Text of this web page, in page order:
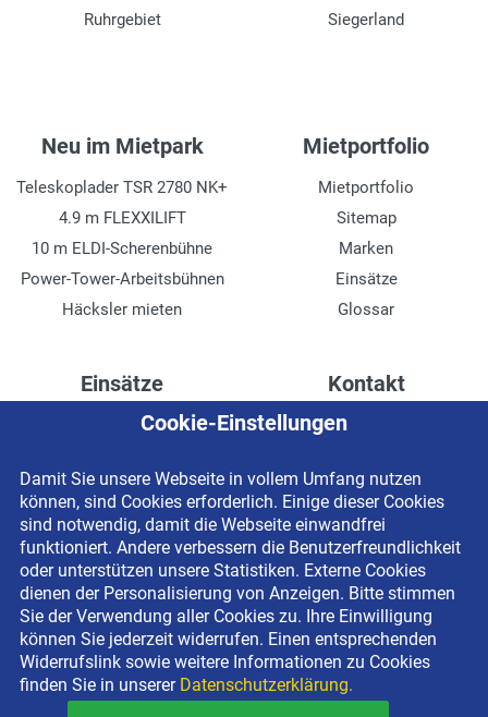
Ruhrgebiet
Siegerland
Neu im Mietpark
Teleskoplader TSR 2780 NK+
4.9 m FLEXXILIFT
10 m ELDI-Scherenbühne
Power-Tower-Arbeitsbühnen
Häcksler mieten
Mietportfolio
Mietportfolio
Sitemap
Marken
Einsätze
Glossar
Einsätze
Höhenzugang für
Drainage verlegen
Fassadenreinigung
Terrasse anlegen
Ladenbau
Kontakt
Kontaktformular
Impressum
Datenschutzerklärung
Newsletter-Anmeldung
Cookie-Einstellungen
Damit Sie unsere Webseite in vollem Umfang nutzen
können, sind Cookies erforderlich. Einige dieser Cookies
sind notwendig, damit die Webseite einwandfrei
funktioniert. Andere verbessern die Benutzerfreundlichkeit
oder unterstützen unsere Statistiken. Externe Cookies
dienen der Personalisierung von Anzeigen. Bitte stimmen
Sie der Verwendung aller Cookies zu. Ihre Einwilligung
können Sie jederzeit widerrufen. Einen entsprechenden
Widerrufslink sowie weitere Informationen zu Cookies
finden Sie in unserer Datenschutzerklärung.